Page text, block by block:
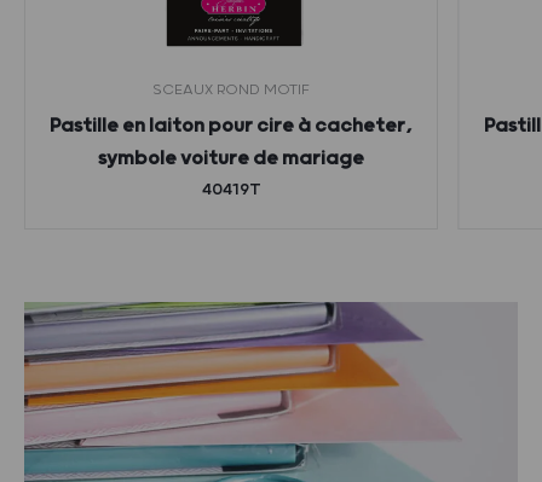
SCEAUX ROND MOTIF
Pastille en laiton pour cire à cacheter,
symbole voiture de mariage
40419T